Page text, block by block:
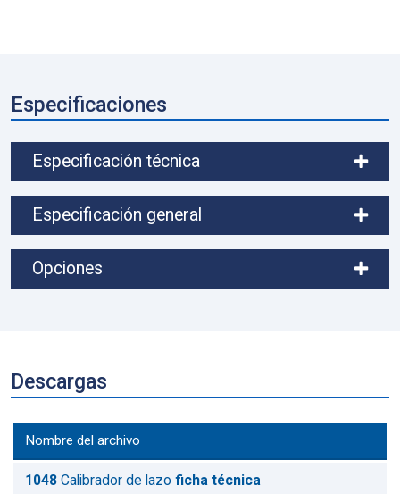
Especificaciones
Especificación técnica
Especificación general
Opciones
Descargas
Nombre del archivo
1048 Calibrador de lazo ficha técnica